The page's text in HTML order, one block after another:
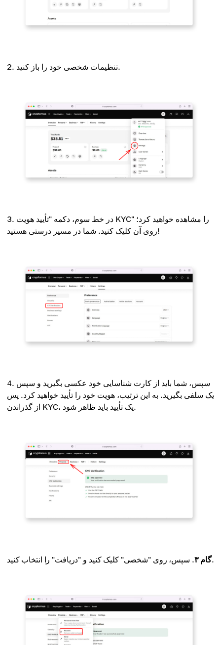
تنظیمات شخصی خود را باز کنید.
در خط سوم، دکمه "تأیید هویت KYC" را مشاهده خواهید کرد؛
روی آن کلیک کنید. شما در مسیر درستی هستید!
سپس، شما باید از کارت شناسایی خود عکسی بگیرید و سپس
یک سلفی بگیرید. به این ترتیب، هویت خود را تأیید خواهید کرد. پس
از گذراندن KYC، یک تأیید باید ظاهر شود.
گام ۳. سپس، روی "شخصی" کلیک کنید و "دریافت" را انتخاب کنید.